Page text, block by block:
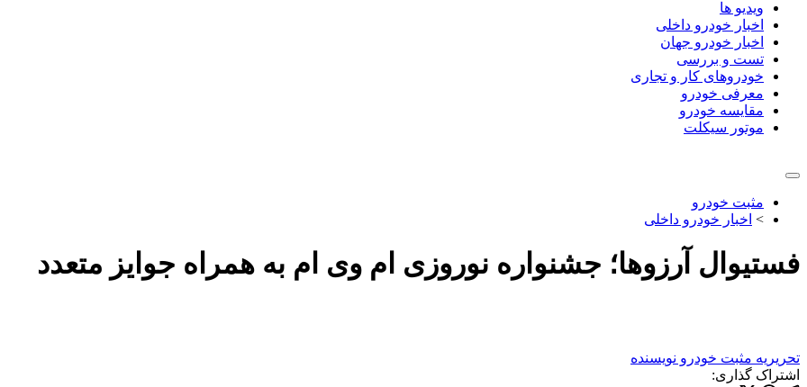
ویدیو ها
اخبار خودرو داخلی
اخبار خودرو جهان
تست و بررسی
خودروهای کار و تجاری
معرفی خودرو
مقایسه خودرو
موتور سیکلت
مثبت خودرو
> اخبار خودرو داخلی
فستیوال آرزوها؛ جشنواره نوروزی ام وی ام به همراه جوایز متعدد
تحریریه مثبت خودرو نویسنده
اشتراک گذاری: